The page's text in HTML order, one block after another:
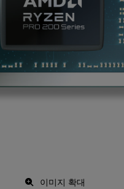
이미지 확대